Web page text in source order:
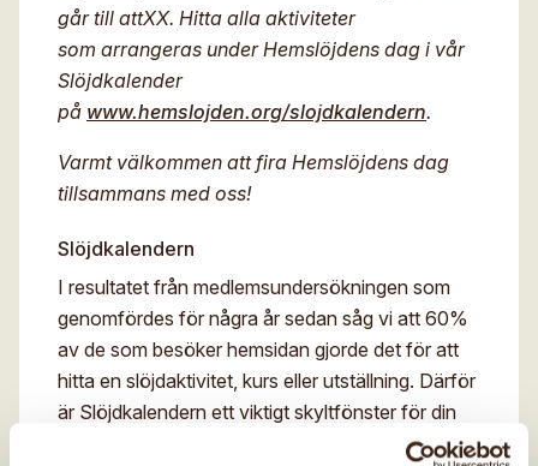
går till attXX. Hitta alla aktiviteter
som arrangeras under Hemslöjdens dag i vår
Slöjdkalender
på www.hemslojden.org/slojdkalendern.
Varmt välkommen att fira Hemslöjdens dag
tillsammans med oss!
Slöjdkalendern
I resultatet från medlemsundersökningen som
genomfördes för några år sedan såg vi att 60%
av de som besöker hemsidan gjorde det för att
hitta en slöjdaktivitet, kurs eller utställning. Därför
är Slöjdkalendern ett viktigt skyltfönster för din